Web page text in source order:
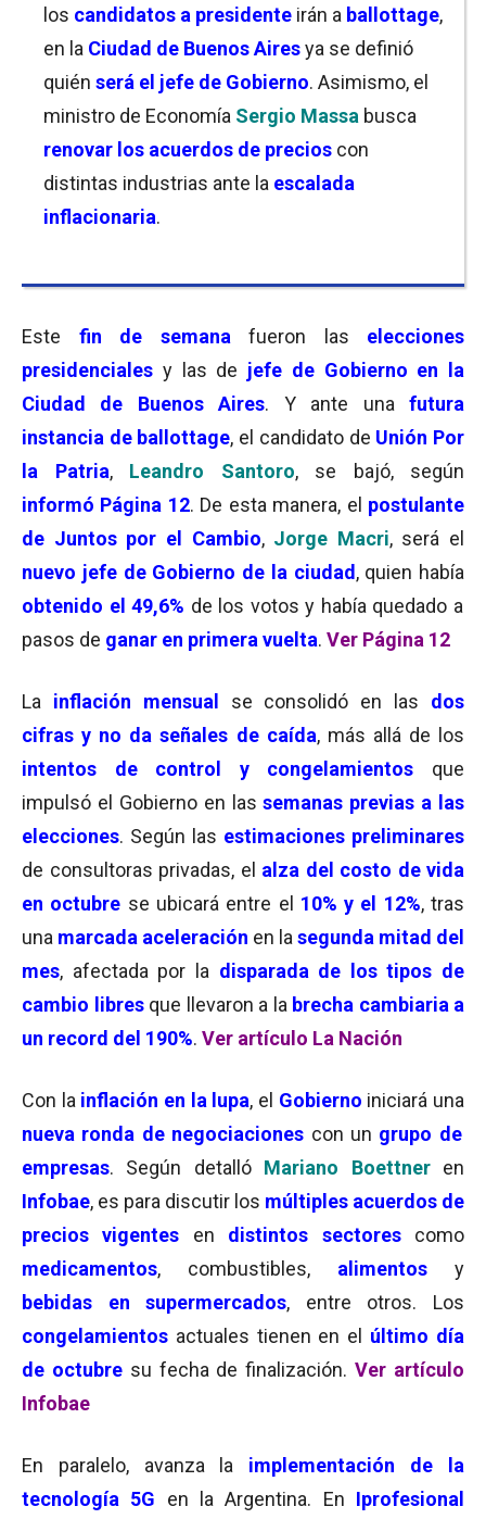
los candidatos a presidente irán a ballottage,
en la Ciudad de Buenos Airesya se definió
quién será el jefe de Gobierno. Asimismo, el
ministro de Economía Sergio Massa busca
renovar los acuerdos de precios con
distintas industrias ante la escalada
inflacionaria.
Este fin de semana fueron las elecciones
presidenciales y las de jefe de Gobierno en la
Ciudad de Buenos Aires. Y ante una futura
instancia de ballottage, el candidato de Unión Por
la Patria, Leandro Santoro, se bajó, según
informó Página 12. De esta manera, el postulante
de Juntos por el Cambio, Jorge Macri, será el
nuevo jefe de Gobierno de la ciudad , quien había
obtenido el 49,6% de los votos y había quedado a
pasos de ganar en primera vuelta. Ver Página 12
La inflación mensual se consolidó en las dos
cifras y no da señales de caída, más allá de los
intentos de control y congelamientos que
impulsó el Gobierno en lassemanas previas a las
elecciones. Según las estimaciones preliminares
de consultoras privadas, el alza del costo de vida
en octubre se ubicará entre el 10% y el 12%, tras
una marcada aceleración en la segunda mitad del
mes, afectada por la disparada de los tipos de
cambio libres que llevaron a la brecha cambiaria a
un record del 190%. Ver artículo La Nación
Con la inflación en la lupa, el Gobierno iniciará una
nueva ronda de negociaciones con un grupo de
empresas. Según detalló Mariano Boettner en
Infobae, es para discutir los múltiples acuerdos de
precios vigentes en distintos sectorescomo
medicamentos, combustibles, alimentos y
bebidas en supermercados, entre otros. Los
congelamientos actuales tienen en el
último día
de octubresu fecha de finalización. Ver artículo
Infobae
En paralelo, avanza la implementación de la
tecnología 5G
en la Argentina. En Iprofesional